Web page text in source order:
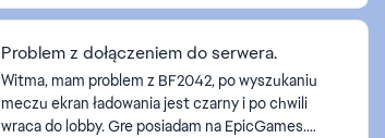
Problem z dołączeniem do serwera.
Witma, mam problem z BF2042, po wyszukaniu
meczu ekran ładowania jest czarny i po chwili
wraca do lobby. Gre posiadam na EpicGames.